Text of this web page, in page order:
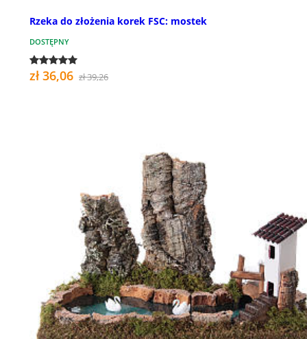
Rzeka do złożenia korek FSC: mostek
DOSTĘPNY
zł 36,06 zł 39,26